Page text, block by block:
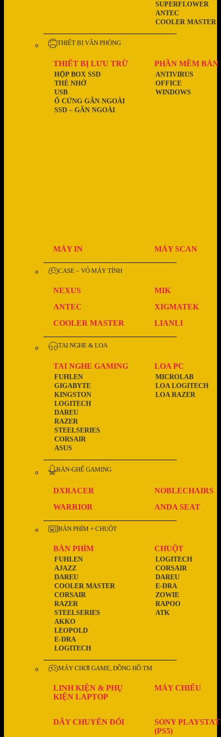
COOLER MASTER
ANTEC
SUPERFLOWER
THIẾT BỊ VĂN PHÒNG
THIẾT BỊ LƯU TRỮ
SSD – GẮN NGOÀI
Ổ CỨNG GẮN NGOÀI
USB
THẺ NHỚ
HỘP BOX SSD
PHẦN MỀM BẢN
WINDOWS
OFFICE
ANTIVIRUS
MÁY IN MÁY SCAN
CASE – VỎ MÁY TÍNH
NEXUS
MIK
ANTEC
XIGMATEK
COOLER MASTER
LIANLI
TAI NGHE & LOA
TAI NGHE GAMING
ASUS
CORSAIR
STEELSERIES
RAZER
DAREU
LOGITECH
KINGSTON
GIGABYTE
FUHLEN
LOA PC
LOA RAZER
LOA LOGITECH
MICROLAB
BÀN-GHẾ GAMING
DXRACER
NOBLECHAIRS
WARRIOR
ANDA SEAT
BÀN PHÍM + CHUỘT
BÀN PHÍM
LOGITECH
E-DRA
LEOPOLD
AKKO
STEELSERIES
RAZER
CORSAIR
COOLER MASTER
DAREU
AJAZZ
FUHLEN
CHUỘT
ATK
RAPOO
ZOWIE
E-DRA
DAREU
CORSAIR
LOGITECH
MÁY CHƠI GAME, ĐỒNG HỒ TM
LINH KIỆN & PHỤ
KIỆN LAPTOP
MÁY CHIẾU
DÂY CHUYỂN ĐỔI
SONY
(PS5)